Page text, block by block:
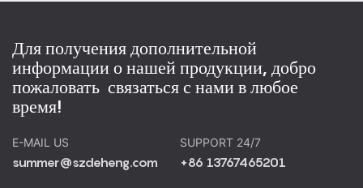
Для получения дополнительной
информации о нашей продукции, добро
пожаловать связаться с нами в любое
время!
E-MAIL US
summer@szdeheng.com
SUPPORT 24/7
+86 13767465201